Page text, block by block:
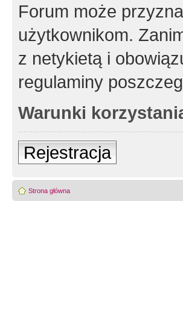
Forum może
użytkownikom.
z netykietą i
regulaminy
Warunki
Rejestracja
Strona główna